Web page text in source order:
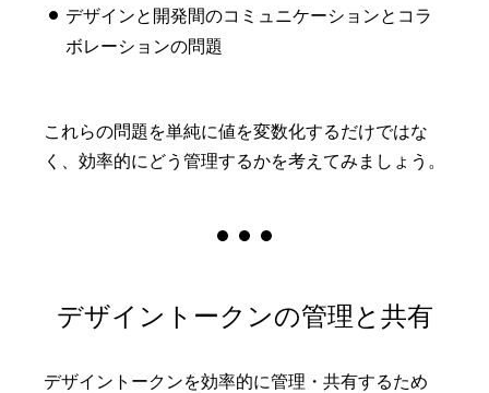
デザインと開発間のコミュニケーションとコラ
ボレーションの問題
これらの問題を単純に値を変数化するだけではな
く、効率的にどう管理するかを考えてみましょう。
デザイントークンの管理と共有
デザイントークンを効率的に管理・共有するため